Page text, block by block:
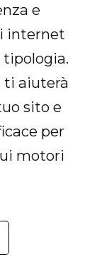
e
internet
tipologia.
ti aiuterà
sito e
per
motori